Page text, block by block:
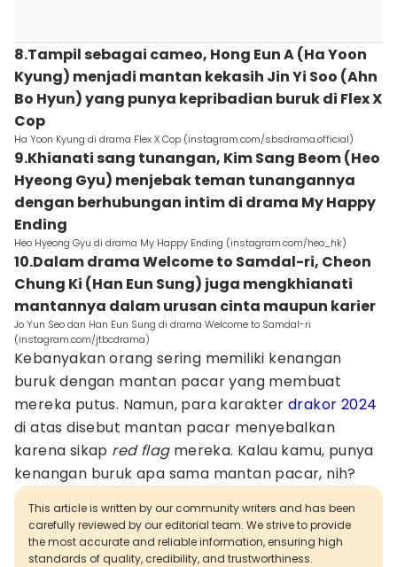
8.Tampil sebagai cameo, Hong Eun A (Ha Yoon
Kyung) menjadi mantan kekasih Jin Yi Soo (Ahn
Bo Hyun) yang punya kepribadian buruk di Flex X
Cop
Ha Yoon Kyung di drama Flex X Cop (instagram.com/sbsdrama.official)
9.Khianati sang tunangan, Kim Sang Beom (Heo
Hyeong Gyu) menjebak teman tunangannya
dengan berhubungan intim di drama My Happy
Ending
Heo Hyeong Gyu di drama My Happy Ending (instagram.com/heo_hk)
10.Dalam drama Welcome to Samdal-ri, Cheon
Chung Ki (Han Eun Sung) juga mengkhianati
mantannya dalam urusan cinta maupun karier
Jo Yun Seo dan Han Eun Sung di drama Welcome to Samdal-ri
(instagram.com/jtbcdrama)
Kebanyakan orang sering memiliki kenangan
buruk dengan mantan pacar yang membuat
mereka putus. Namun, para karakter drakor 2024
di atas disebut mantan pacar menyebalkan
karena sikap red flagmereka. Kalau kamu, punya
kenangan buruk apa sama mantan pacar, nih?
This article is written by our community writers and has been
carefully reviewed by our editorial team. We strive to provide
the most accurate and reliable information, ensuring high
standards of quality, credibility, and trustworthiness.